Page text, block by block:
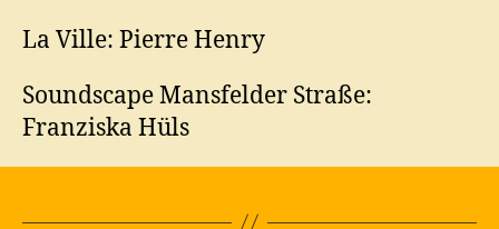
La Ville: Pierre Henry
Soundscape Mansfelder Straße:
Franziska Hüls